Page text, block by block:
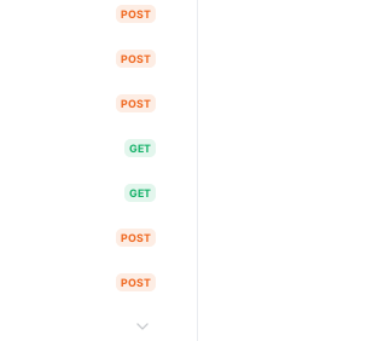
POST
POST
POST
GET
GET
POST
POST